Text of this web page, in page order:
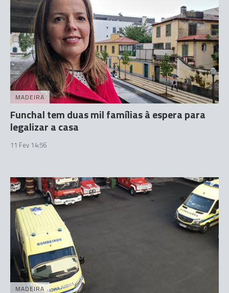
MADEIRA
Funchal tem duas mil famílias à espera para
legalizar a casa
11 Fev 14:56
MADEIRA